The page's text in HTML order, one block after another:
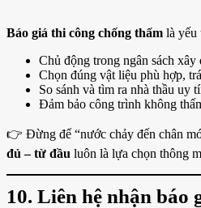
Báo giá thi công chống thấm là yếu
Chủ động trong ngân sách xây
Chọn đúng vật liệu phù hợp,
So sánh và tìm ra nhà thầu uy
Đảm bảo công trình không
👉 Đừng để “nước chảy đến chân
đủ – từ đầu luôn là lựa chọn thông
10. Liên hệ nhận báo